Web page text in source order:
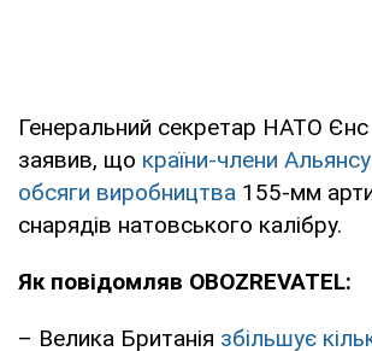
Генеральний секретар НАТО
заявив, що країни-члени
обсяги виробництва 155-мм
снарядів натовського калібру.
Як повідомляв OBOZREVATEL:
– Велика Британія збільшує